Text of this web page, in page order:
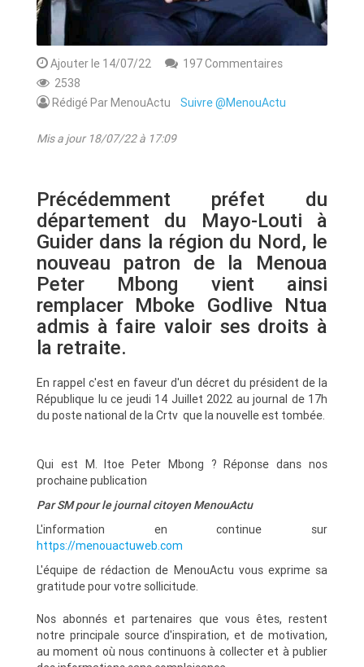
Ajouter le 14/07/22
197 Commentaires
2538
Rédigé Par MenouActu Suivre @MenouActu
Mis a jour 18/07/22 à 17:09
Précédemment préfet du
département du Mayo-Louti à
Guider dans la région du Nord, le
nouveau patron de la Menoua
Peter Mbong vient ainsi
remplacer Mboke Godlive Ntua
admis à faire valoir ses droits à
la retraite.
En rappel c'est en faveur d'un décret du président de la
République lu ce jeudi 14 Juillet 2022 au journal de 17h
du poste national de la Crtv que la nouvelle est tombée.
Qui est M. Itoe Peter Mbong ? Réponse dans nos
prochaine publication
Par SM pour le journal citoyen MenouActu
L'information en continue sur
https://menouactuweb.com
L'équipe de rédaction de MenouActu vous exprime sa
gratitude pour votre sollicitude.
Nos abonnés et partenaires que vous êtes, restent
notre principale source d'inspiration, et de motivation,
au moment où nous continuons à collecter et à publier